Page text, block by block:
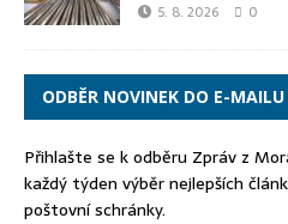
5. 8. 2026 0
ODBĚR NOVINEK DO E-MAILU
Přihlašte se k odběru Zpráv z
každý týden výběr nejlepších
poštovní schránky.